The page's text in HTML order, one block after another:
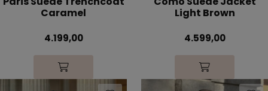
Caramel
4.199,00
Light Brown
4.599,00